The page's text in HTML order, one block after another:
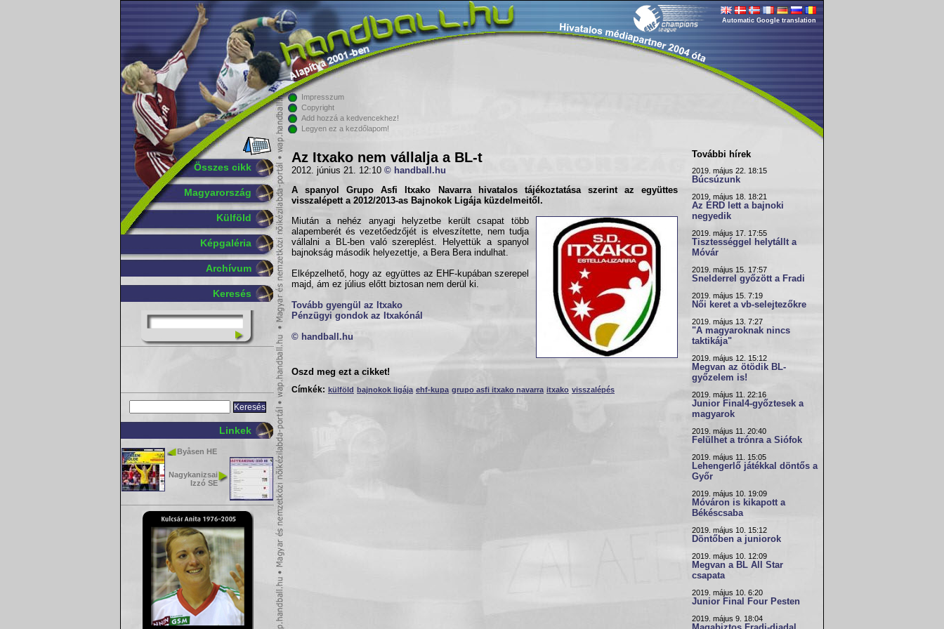
Összes cikk
Magyarország
Külföld
Képgaléria
Archívum
Keresés
Linkek
Byåsen HE
Nagykanizsai
Izzó SE
Automatic Google translation
Impresszum
Copyright
Add hozzá a kedvencekhez!
Legyen ez a kezdőlapom!
Az Itxako nem vállalja a BL-t
2012. június 21. 12:10 © handball.hu
A spanyolGrupo Asfi Itxako Navarrahivatalos tájékoztatása szerint az együttes
visszalépett a 2012/2013-as Bajnokok Ligája küzdelmeitől.
Miután a nehéz anyagi helyzetbe került csapat több
alapemberét és vezetőedzőjét is elveszítette, nem tudja
vállalni a BL-ben való szereplést. Helyettük a spanyol
bajnokság második helyezettje, a Bera Bera indulhat.
Elképzelhető, hogy az együttes az EHF-kupában szerepel
majd, ám ez július előtt biztosan nem derül ki.
Tovább gyengül az Itxako
Pénzügyi gondok az Itxakónál
© handball.hu
Oszd meg ezt a cikket!
Címkék: külföld bajnokok ligája ehf-kupa grupo asfi itxako navarra itxako visszalépés
További hírek
2019. május 22. 18:15
Búcsúzunk
2019. május 18. 18:21
Az ÉRD lett a bajnoki
negyedik
2019. május 17. 17:55
Tisztességgel helytállt a
Móvár
2019. május 15. 17:57
Snelderrel győzött a Fradi
2019. május 15. 7:19
Női keret a vb-selejtezőkre
2019. május 13. 7:27
"A magyaroknak nincs
taktikája"
2019. május 12. 15:12
Megvan az ötödik BL-
győzelem is!
2019. május 11. 22:16
Junior Final4-győztesek a
magyarok
2019. május 11. 20:40
Felülhet a trónra a Siófok
2019. május 11. 15:05
Lehengerlő játékkal döntős a
Győr
2019. május 10. 19:09
Móváron is kikapott a
Békéscsaba
2019. május 10. 15:12
Döntőben a juniorok
2019. május 10. 12:09
Megvan a BL All Star
csapata
2019. május 10. 6:20
Junior Final Four Pesten
2019. május 9. 18:04